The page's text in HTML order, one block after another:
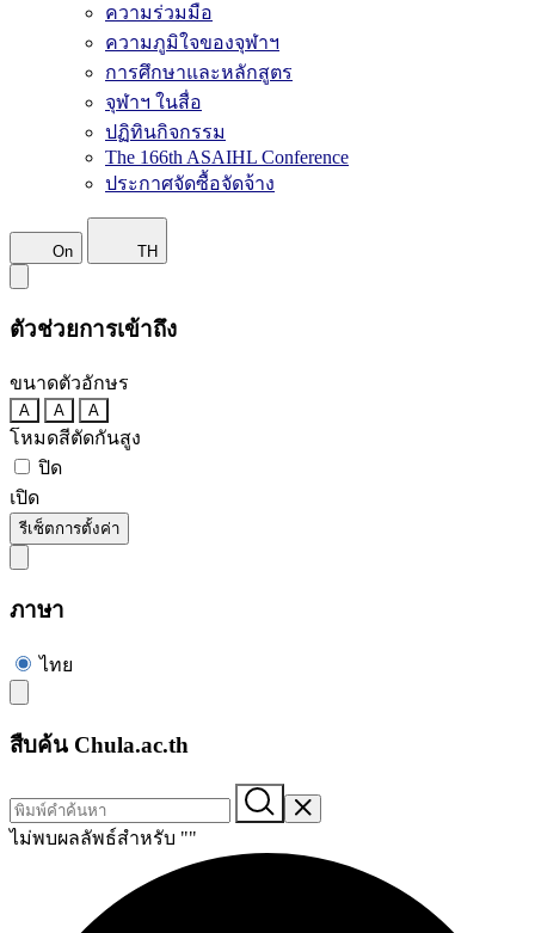
ความร่วมมือ
ความภูมิใจของจุฬาฯ
การศึกษาและหลักสูตร
จุฬาฯ ในสื่อ
ปฏิทินกิจกรรม
The 166th ASAIHL Conference
ประกาศจัดซื้อจัดจ้าง
On TH
ตัวช่วยการเข้าถึง
ขนาดตัวอักษร
A A A
โหมดสีตัดกันสูง
ปิด
เปิด
รีเซ็ตการตั้งค่า
ภาษา
ไทย
สืบค้น Chula.ac.th
ไม่พบผลลัพธ์สำหรับ ""